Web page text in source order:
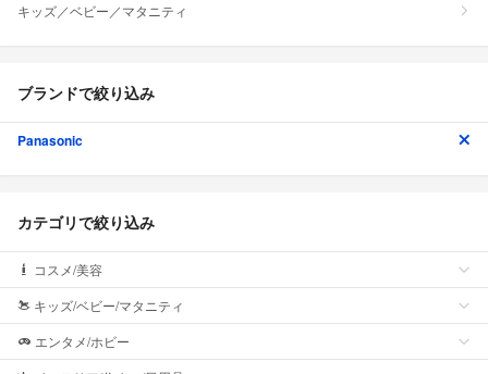
キッズ／ベビー／マタニティ
ブランドで絞り込み
Panasonic
カテゴリで絞り込み
コスメ/美容
キッズ/ベビー/マタニティ
エンタメ/ホビー